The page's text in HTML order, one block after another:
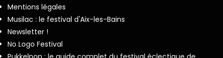
Mentions légales
Musilac : le festival d'Aix-les-Bains
Newsletter !
No Logo Festival